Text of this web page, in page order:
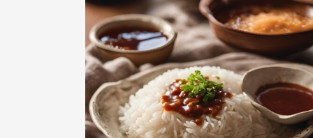
Riso teriyaki